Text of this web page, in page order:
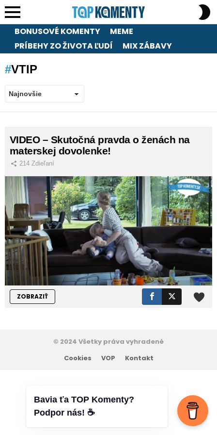
Menu
BONUSOVÉ KOMENTY
MEME
PRÍBEHY ZO ŽIVOTA ĽUDÍ
MIX ZÁBAVY
VTIP
STORIES
VIDEO – Skutočná pravda o ženách na
materskej dovolenke!
214 Zdieľaní
ZOBRAZIŤ
© 2024 Všetky práva vyhradené
Cookies
VOP Kontakt
Bavia ťa TOP Komenty?
Podpor nás! ☕